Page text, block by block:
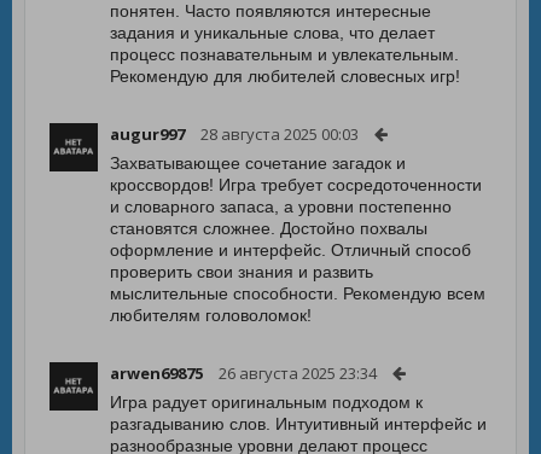
понятен. Часто появляются интересные
задания и уникальные слова, что делает
процесс познавательным и увлекательным.
Рекомендую для любителей словесных игр!
augur997 28 августа 2025 00:03
Захватывающее сочетание загадок и
кроссвордов! Игра требует сосредоточенности
и словарного запаса, а уровни постепенно
становятся сложнее. Достойно похвалы
оформление и интерфейс. Отличный способ
проверить свои знания и развить
мыслительные способности. Рекомендую всем
любителям головоломок!
arwen69875 26 августа 2025 23:34
Игра радует оригинальным подходом к
разгадыванию слов. Интуитивный интерфейс и
разнообразные уровни делают процесс